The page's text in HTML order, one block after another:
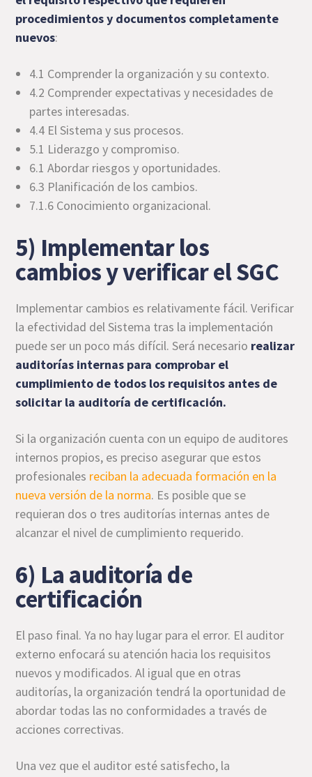
procedimientos y documentos completamente
nuevos:
4.1 Comprender la organización y su contexto.
4.2 Comprender expectativas y necesidades de
partes interesadas.
4.4 El Sistema y sus procesos.
5.1 Liderazgo y compromiso.
6.1 Abordar riesgos y oportunidades.
6.3 Planificación de los cambios.
7.1.6 Conocimiento organizacional.
5) Implementar los
cambios y verificar el SGC
Implementar cambios es relativamente fácil. Verificar
la efectividad del Sistema tras la implementación
puede ser un poco más difícil. Será necesario realizar
auditorías internas para comprobar el
cumplimiento de todos los requisitos antes de
solicitar la auditoría de certificación.
Si la organización cuenta con un equipo de auditores
internos propios, es preciso asegurar que estos
profesionales reciban la adecuada formación en la
nueva versión de la norma. Es posible que se
requieran dos o tres auditorías internas antes de
alcanzar el nivel de cumplimiento requerido.
6) La auditoría de
certificación
El paso final. Ya no hay lugar para el error. El auditor
externo enfocará su atención hacia los requisitos
nuevos y modificados. Al igual que en otras
auditorías, la organización tendrá la oportunidad de
abordar todas las no conformidades a través de
acciones correctivas.
Una vez que el auditor esté satisfecho, la